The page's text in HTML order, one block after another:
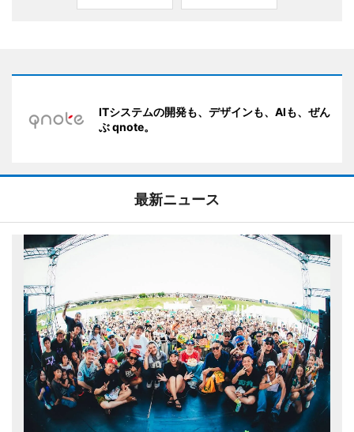
ITシステムの開発も、デザインも、AIも、ぜん
ぶ qnote。
最新ニュース